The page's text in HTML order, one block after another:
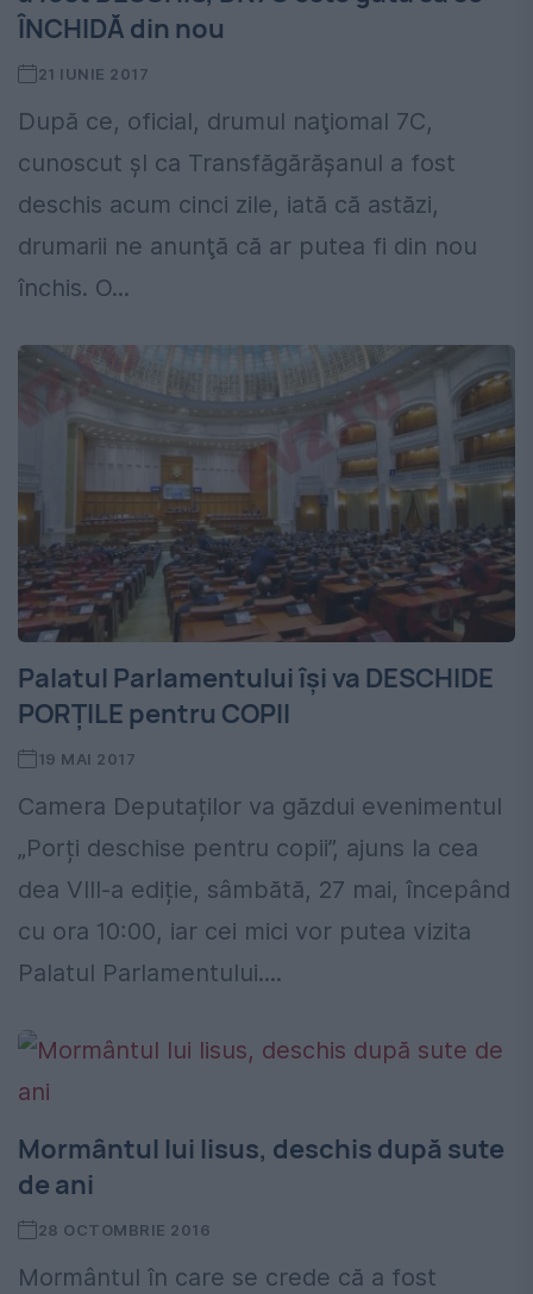
ÎNCHIDĂ din nou
21 IUNIE 2017
După ce, oficial, drumul naţiomal 7C,
cunoscut şI ca Transfăgărăşanul a fost
deschis acum cinci zile, iată că astăzi,
drumarii ne anunţă că ar putea fi din nou
închis. O...
Palatul Parlamentului își va DESCHIDE
PORȚILE pentru COPII
19 MAI 2017
Camera Deputaților va găzdui evenimentul
„Porți deschise pentru copii”, ajuns la cea
dea VIII-a ediție, sâmbătă, 27 mai, începând
cu ora 10:00, iar cei mici vor putea vizita
Palatul Parlamentului....
Mormântul lui Iisus, deschis după sute
de ani
28 OCTOMBRIE 2016
Mormântul în care se crede că a fost